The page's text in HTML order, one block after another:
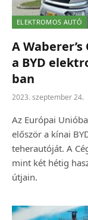
ELEKTROMOS AUTÓ
A
a BYD
ban
2023. szeptember 24.
Az Európai
először a kínai
teherautóját. A
mint két hétig
útjain.